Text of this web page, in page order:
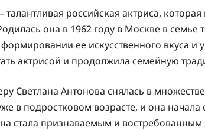
– талантливая российская актриса,
она в 1962 году в Москве в семье
ее искусственного вкуса и
актрисой и продолжила семейную
Светлана Антонова снялась в
в подростковом возрасте, и она
стала признаваемым и